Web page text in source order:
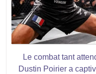
Le combat tant
Dustin Poirier a